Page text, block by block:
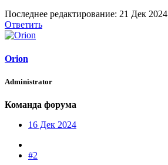
Последнее редактирование: 21 Дек 2024
Ответить
Orion
Administrator
Команда форума
16 Дек 2024
#2